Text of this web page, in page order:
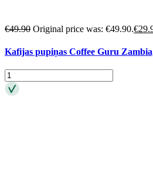
€49.90 Original price was: €49.90.€
Kafijas pupiņas Coffee Guru